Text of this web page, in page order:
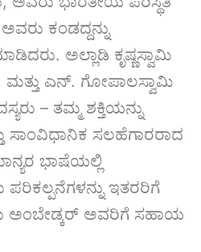
ಕಂಡದ್ದನ್ನು
ಅಲ್ಲಾಡಿ ಕೃಷ್ಣಸ್ವಾಮಿ
ಎನ್. ಗೋಪಾಲಸ್ವಾಮಿ
– ತಮ್ಮ ಶಕ್ತಿಯನ್ನು
ಸಾಂವಿಧಾನಿಕ ಸಲಹೆಗಾರರಾದ
ಭಾಷೆಯಲ್ಲಿ
ಇತರರಿಗೆ
ಅಂಬೇಡ್ಕರ್ ಅವರಿಗೆ ಸಹಾಯ